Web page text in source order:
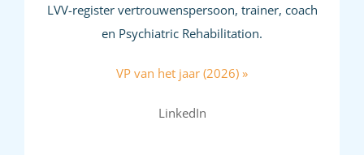
LVV-register vertrouwenspersoon, trainer, coach
en Psychiatric Rehabilitation.
VP van het jaar (2026) »
LinkedIn